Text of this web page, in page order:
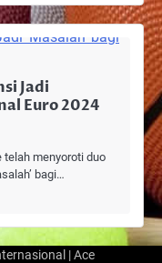
Jadi
Euro 2024
telah menyoroti duo
bagi…
| Ace